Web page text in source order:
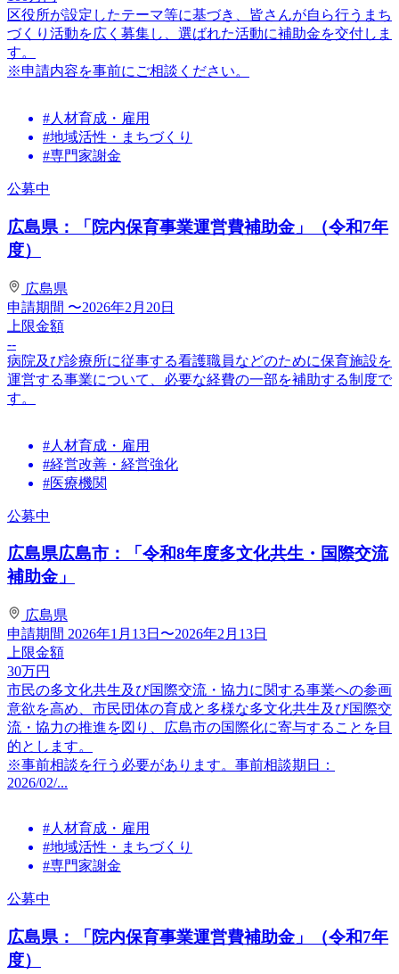
区役所が設定したテーマ等に基づき、皆さんが自ら行うまち
づくり活動を広く募集し、選ばれた活動に補助金を交付しま
す。
※申請内容を事前にご相談ください。
#人材育成・雇用
#地域活性・まちづくり
#専門家謝金
公募中
広島県：「院内保育事業運営費補助金」（令和7年
度）
広島県
申請期間 〜2026年2月20日
上限金額
--
病院及び診療所に従事する看護職員などのために保育施設を
運営する事業について、必要な経費の一部を補助する制度で
す。
#人材育成・雇用
#経営改善・経営強化
#医療機関
公募中
広島県広島市：「令和8年度多文化共生・国際交流
補助金」
広島県
申請期間 2026年1月13日〜2026年2月13日
上限金額
30万円
市民の多文化共生及び国際交流・協力に関する事業への参画
意欲を高め、市民団体の育成と多様な多文化共生及び国際交
流・協力の推進を図り、広島市の国際化に寄与することを目
的とします。
※事前相談を行う必要があります。事前相談期日：
2026/02/...
#人材育成・雇用
#地域活性・まちづくり
#専門家謝金
公募中
広島県：「院内保育事業運営費補助金」（令和7年
度）